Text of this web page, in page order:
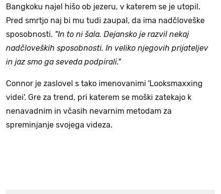
Bangkoku najel hišo ob jezeru, v katerem se je utopil.
Pred smrtjo naj bi mu tudi zaupal, da ima nadčloveške
sposobnosti. "In to ni šala. Dejansko je razvil nekaj
nadčloveških sposobnosti. In veliko njegovih prijateljev
in jaz smo ga seveda podpirali."
Connor je zaslovel s tako imenovanimi 'Looksmaxxing
videi'. Gre za trend, pri katerem se moški zatekajo k
nenavadnim in včasih nevarnim metodam za
spreminjanje svojega videza.